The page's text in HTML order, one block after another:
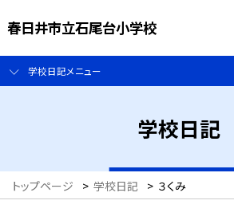
春日井市立石尾台小学校
学校日記メニュー
学校日記
トップページ > 学校日記 > ３くみ